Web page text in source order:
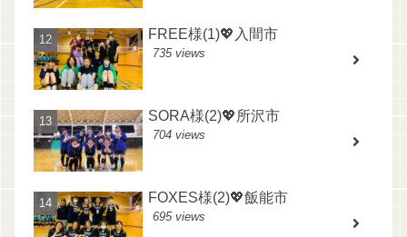
FREE様(1)💖入間市
735 views
SORA様(2)💖所沢市
704 views
FOXES様(2)💖飯能市
695 views